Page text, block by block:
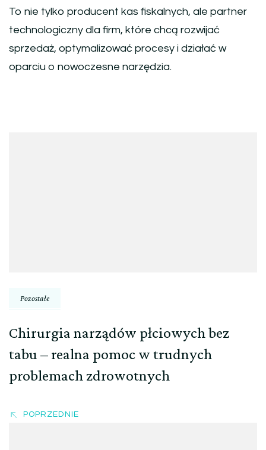
To nie tylko producent kas fiskalnych, ale partner
technologiczny dla firm, które chcą rozwijać
sprzedaż, optymalizować procesy i działać w
oparciu o nowoczesne narzędzia.
Pozostałe
Chirurgia narządów płciowych bez
tabu – realna pomoc w trudnych
problemach zdrowotnych
POPRZEDNIE